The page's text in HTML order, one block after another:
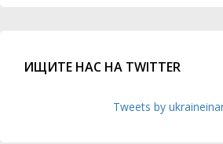
ИЩИТЕ НАС НА TWITTER
Tweets by